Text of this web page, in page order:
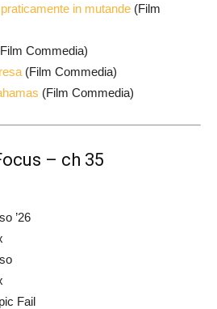
in mutande (Film
Commedia)
(Film Commedia)
(Film Commedia)
– ch 35
’26
Fail